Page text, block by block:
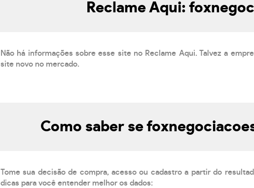
Reclame Aqui:
Não há informações sobre esse site no Reclame Aqui. Talvez a
site novo no mercado.
Como saber se
Tome sua decisão de compra, acesso ou cadastro a partir do
dicas para você entender melhor os dados: